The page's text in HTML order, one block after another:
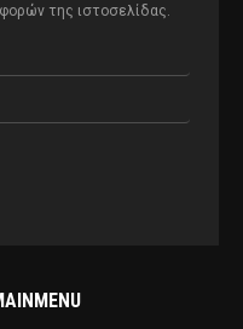
της ιστοσελίδας.